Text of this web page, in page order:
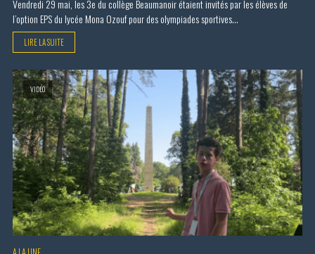
Vendredi 29 mai, les 3e du collège Beaumanoir étaient invités par les élèves de
l’option EPS du lycée Mona Ozouf pour des olympiades sportives...
LIRE LA SUITE
VIDÉO